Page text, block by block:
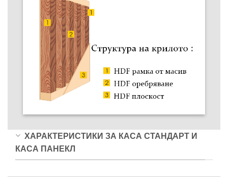
ХАРАКТЕРИСТИКИ ЗА КАСА СТАНДАРТ И
КАСА ПАНЕКЛ